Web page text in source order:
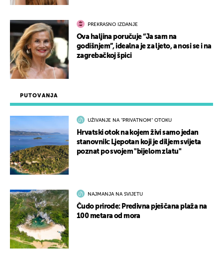
PUTOVANJA
UŽIVANJE NA "PRIVATNOM" OTOKU
Hrvatski otok na kojem živi samo jedan
stanovnik: Ljepotan koji je diljem svijeta
poznat po svojem "bijelom zlatu"
NAJMANJA NA SVIJETU
Čudo prirode: Predivna pješčana plaža na
100 metara od mora
PREKRASNO IZDANJE
Ova haljina poručuje “Ja sam na
godišnjem”, idealna je za ljeto, a nosi se i na
zagrebačkoj špici